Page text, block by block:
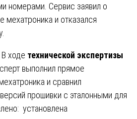
номерами. Сервис заявил о
мехатроника и отказался
В ходе технической экспертизы
выполнил прямое
и сравнил
прошивки с эталонными для
установлена